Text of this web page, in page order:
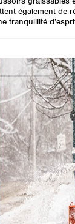
également de
tranquillité